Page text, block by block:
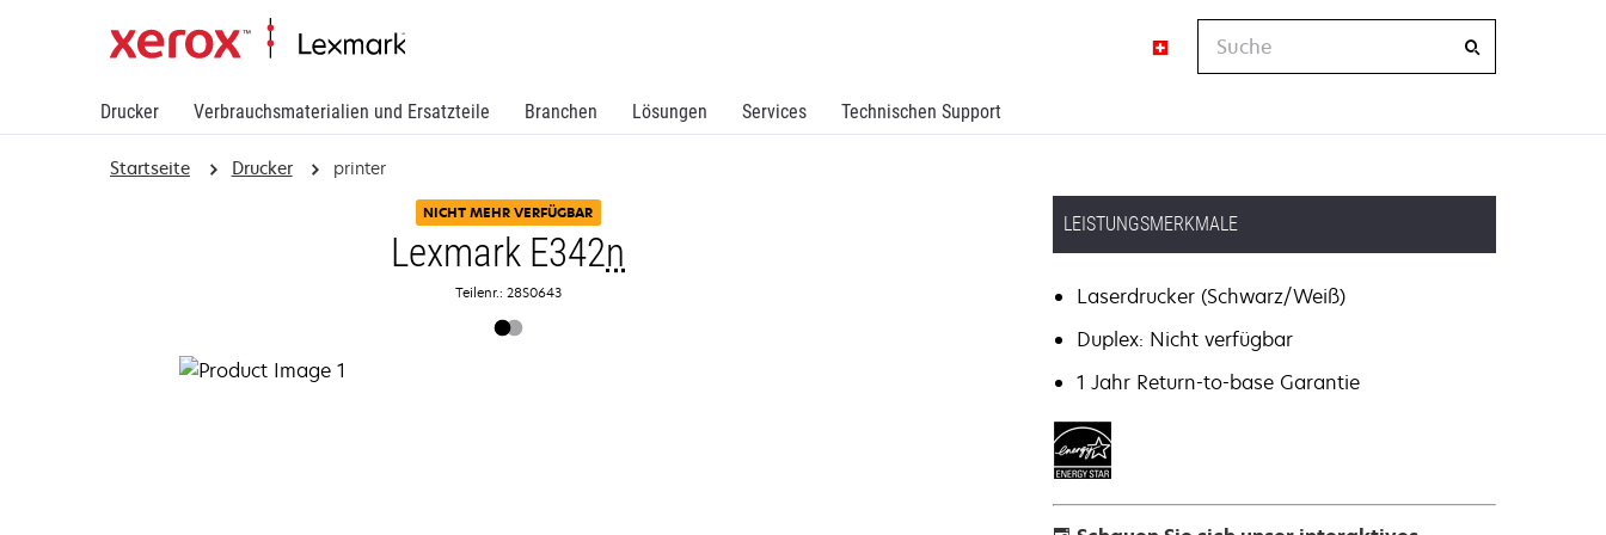
Drucker Verbrauchsmaterialien und Ersatzteile Branchen Lösungen Services Technischen Support
Suche
Startseite Drucker printer
NICHT MEHR VERFÜGBAR
Lexmark E342n
Teilenr.: 28S0643
LEISTUNGSMERKMALE
Laserdrucker (Schwarz/Weiß)
Duplex: Nicht verfügbar
1 Jahr Return-to-base Garantie